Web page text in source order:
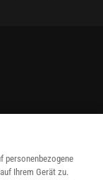
personenbezogene
Ihrem Gerät zu.